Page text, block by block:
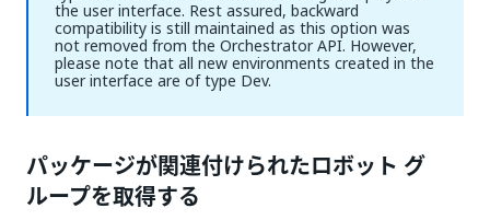
the user interface. Rest assured, backward
compatibility is still maintained as this option was
not removed from the Orchestrator API. However,
please note that all new environments created in the
user interface are of type Dev.
パッケージが関連付けられたロボット グ
ループを取得する